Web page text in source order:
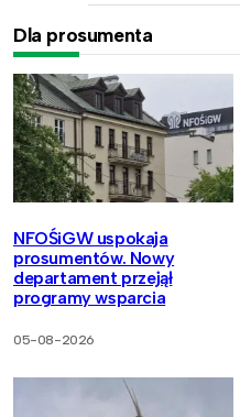
Dla prosumenta
NFOŚiGW uspokaja
prosumentów. Nowy
departament przejął
programy wsparcia
05-08-2026